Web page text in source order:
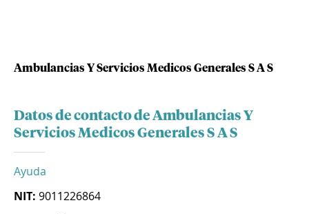
Ambulancias Y Servicios Medicos Generales S A S
Datos de contacto de Ambulancias Y
Servicios Medicos Generales S A S
Ayuda
NIT: 9011226864